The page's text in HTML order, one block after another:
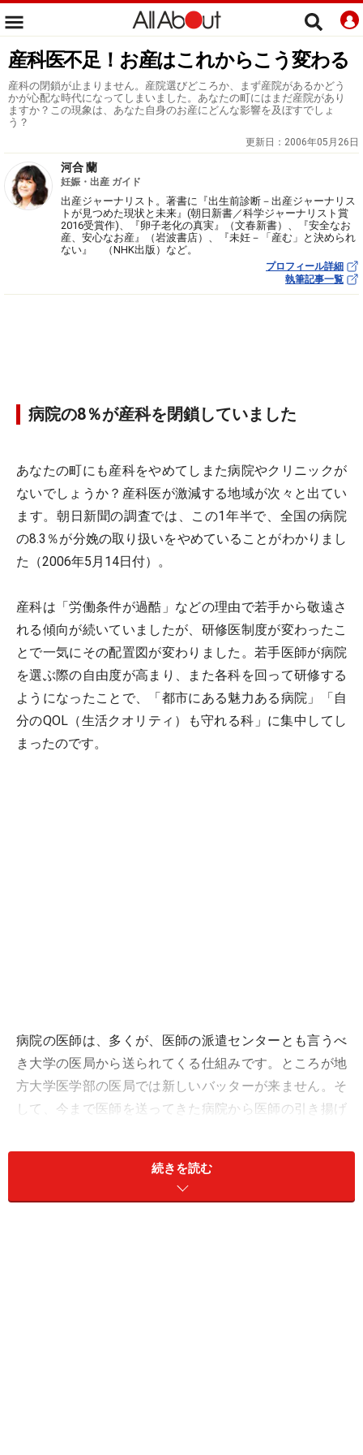
産科医不足！お産はこれからこう変わる
産科の閉鎖が止まりません。産院選びどころか、まず産院があるかどう
かが心配な時代になってしまいました。あなたの町にはまだ産院があり
ますか？この現象は、あなた自身のお産にどんな影響を及ぼすでしょ
う？
更新日： 2006年05月26日
河合 蘭
妊娠・出産 ガイド
出産ジャーナリスト。著書に『出生前診断－出産ジャーナリス
トが見つめた現状と未来』(朝日新書／科学ジャーナリスト賞
2016受賞作)、『卵子老化の真実』（文春新書）、『安全なお
産、安心なお産』（岩波書店）、『未妊－「産む」と決められ
ない』 （NHK出版）など。
プロフィール詳細
執筆記事一覧
病院の8％が産科を閉鎖していました
あなたの町にも産科をやめてしまた病院やクリニックが
ないでしょうか？産科医が激減する地域が次々と出てい
ます。朝日新聞の調査では、この1年半で、全国の病院
の8.3％が分娩の取り扱いをやめていることがわかりまし
た（2006年5月14日付）。
産科は「労働条件が過酷」などの理由で若手から敬遠さ
れる傾向が続いていましたが、研修医制度が変わったこ
とで一気にその配置図が変わりました。若手医師が病院
を選ぶ際の自由度が高まり、また各科を回って研修する
ようになったことで、「都市にある魅力ある病院」「自
分のQOL（生活クオリティ）も守れる科」に集中してし
まったのです。
病院の医師は、多くが、医師の派遣センターとも言うべ
き大学の医局から送られてくる仕組みです。ところが地
方大学医学部の医局では新しいバッターが来ません。そ
して、今まで医師を送ってきた病院から医師の引き揚げ
です。
続きを読む